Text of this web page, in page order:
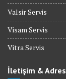
Valsir Servis
Visam Servis
Vitra Servis
İletişim & Adres